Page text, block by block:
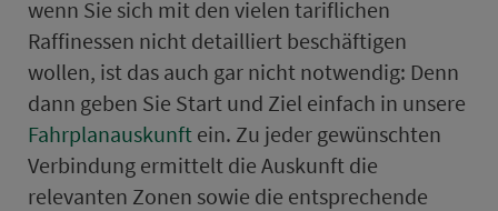
wenn Sie sich mit den vielen tariflichen
Raffinessen nicht detailliert be­schäf­ti­gen
wollen, ist das auch gar nicht not­wen­dig: Denn
dann geben Sie Start und Ziel ein­fach in unsere
Fahr­plan­aus­kunftein. Zu jeder gewünschten
Ver­bin­dung ermittelt die Auskunft die
relevanten Zo­nen sowie die ent­spre­chende